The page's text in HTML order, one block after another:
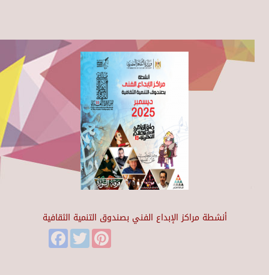
أنشطة مراكز الإبداع الفني بصندوق التنمية الثقافية
FacebookTwitter